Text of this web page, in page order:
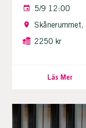
5/9 12:00
2250 kr
Läs Mer